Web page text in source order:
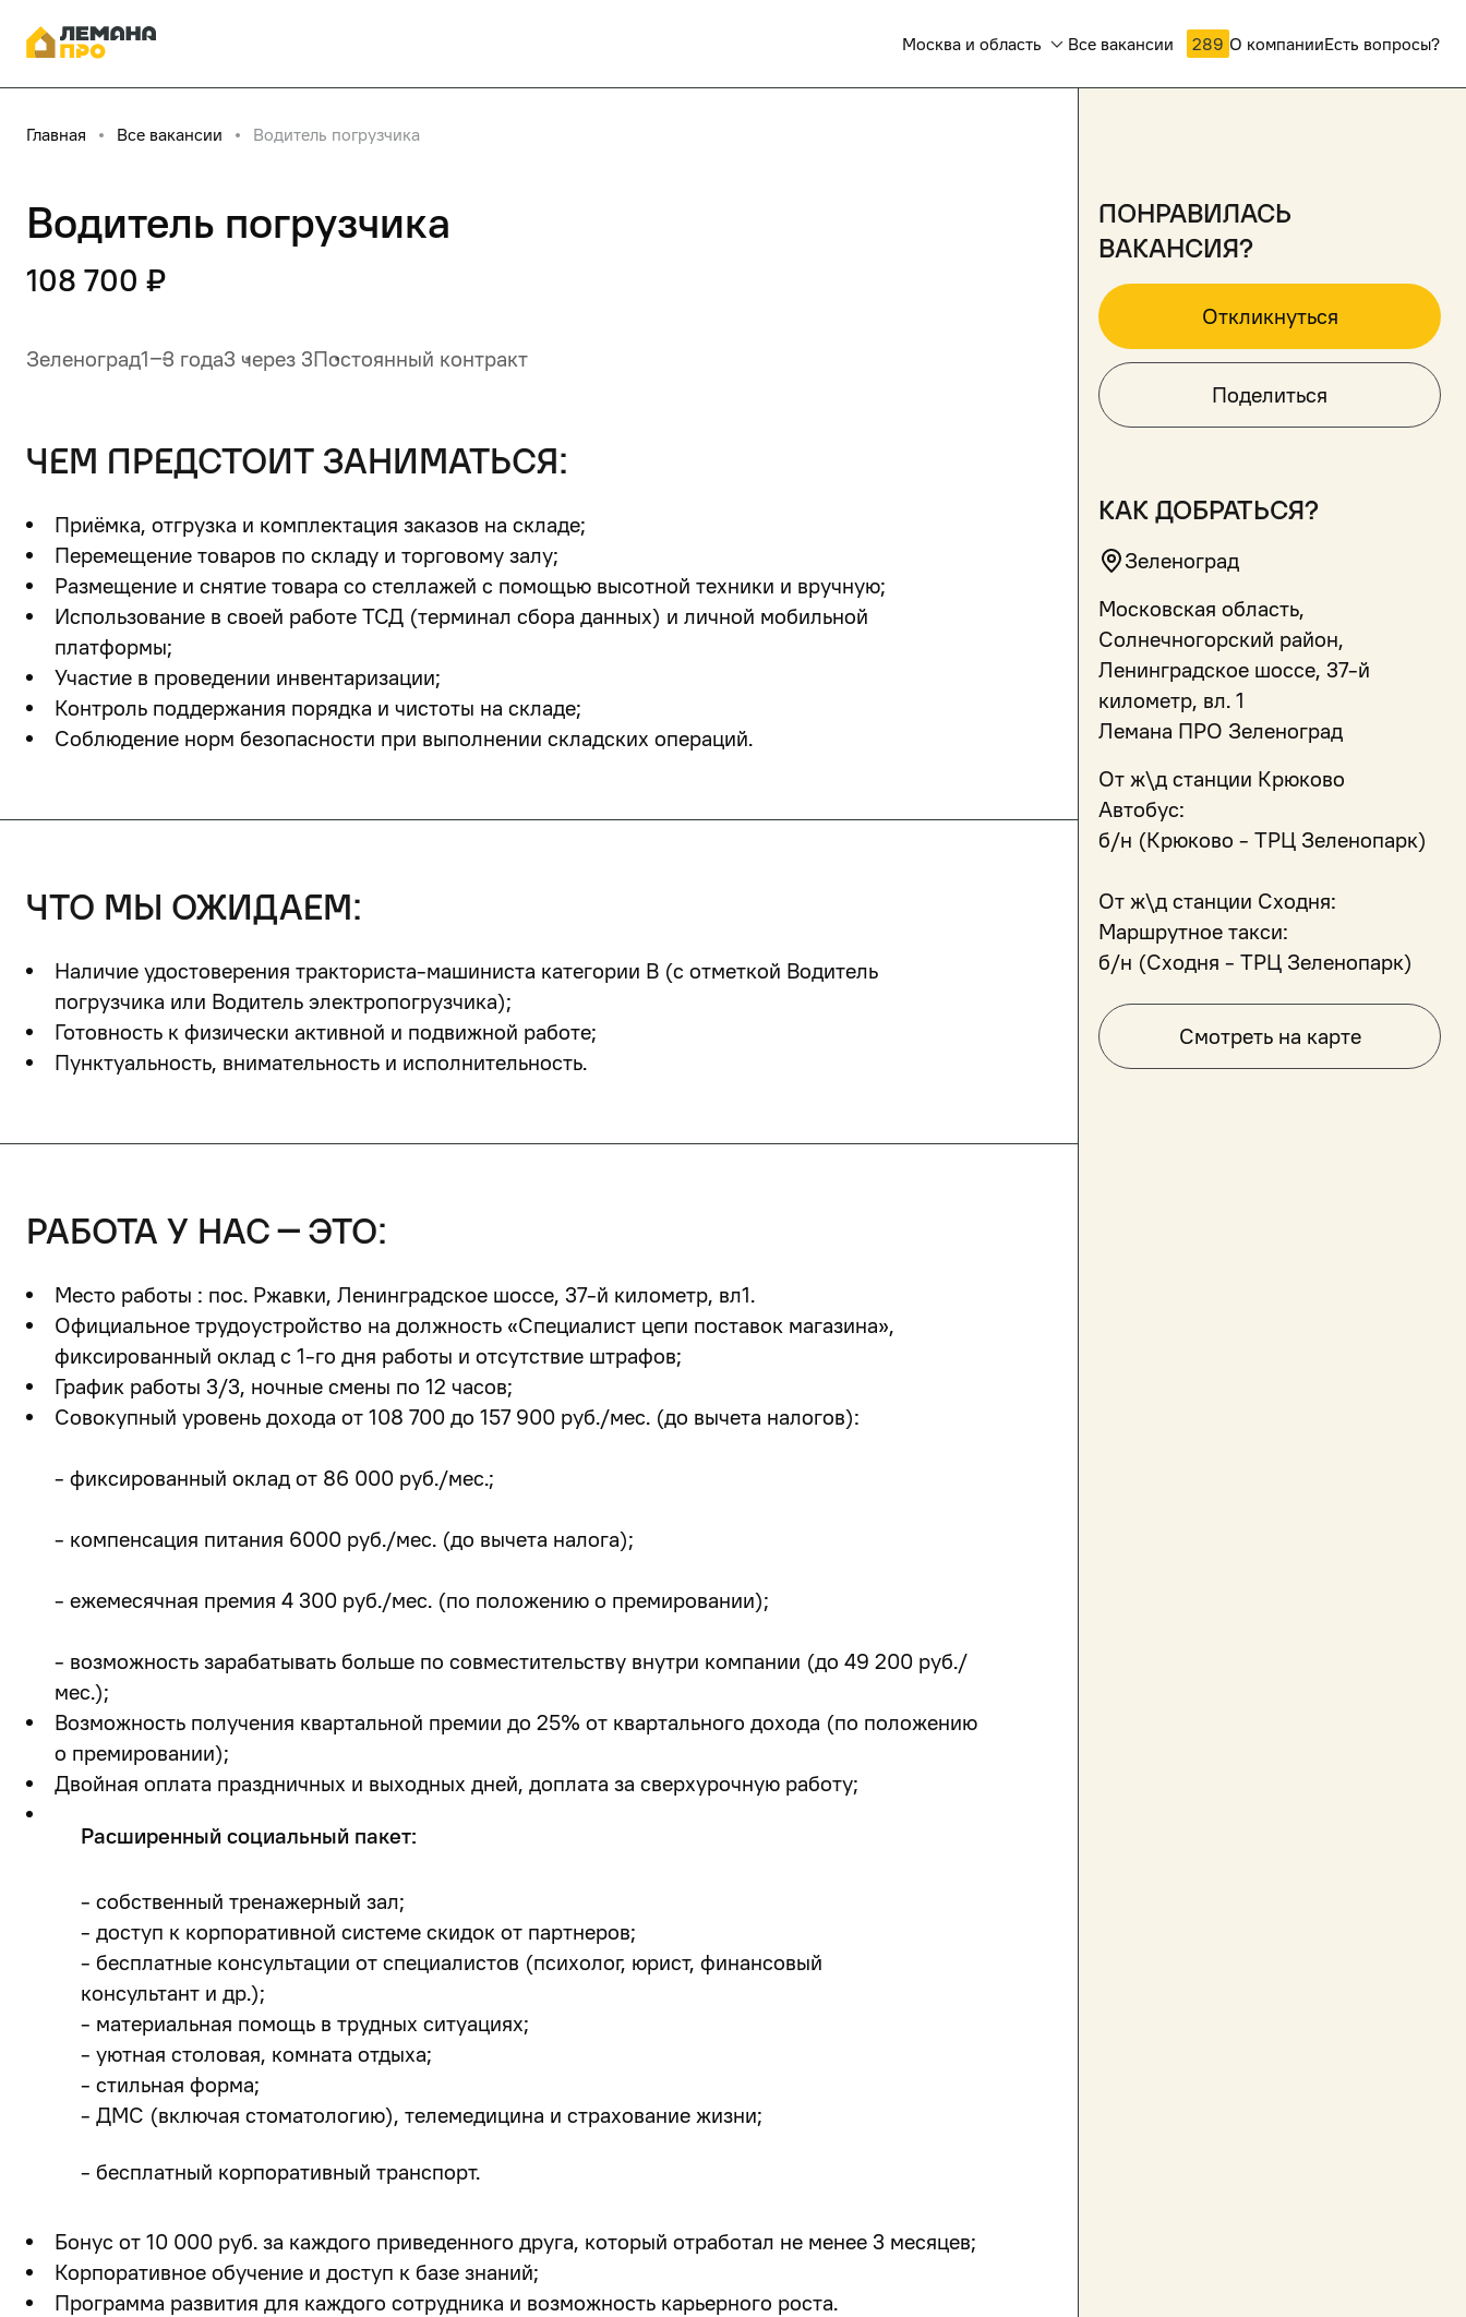
Москва и область Все вакансии 289 О компанииЕсть вопросы?
Главная Все вакансии Водитель погрузчика
Водитель погрузчика
108 700 ₽
Зеленоград1‒3 года3 через 3Постоянный контракт
чем предстоит заниматься:
Приёмка, отгрузка и комплектация заказов на складе;
Перемещение товаров по складу и торговому залу;
Размещение и снятие товара со стеллажей с помощью высотной техники и вручную;
Использование в своей работе ТСД (терминал сбора данных) и личной мобильной
платформы;
Участие в проведении инвентаризации;
Контроль поддержания порядка и чистоты на складе;
Соблюдение норм безопасности при выполнении складских операций.
что мы ожидаем:
Наличие удостоверения тракториста-машиниста категории В (с отметкой Водитель
погрузчика или Водитель электропогрузчика);
Готовность к физически активной и подвижной работе;
Пунктуальность, внимательность и исполнительность.
работа у нас – это:
Место работы : пос. Ржавки, Ленинградское шоссе, 37-й километр, вл1.
Официальное трудоустройство на должность «Специалист цепи поставок магазина»,
фиксированный оклад с 1-го дня работы и отсутствие штрафов;
График работы 3/3, ночные смены по 12 часов;
Совокупный уровень дохода от 108 700 до 157 900 руб./мес. (до вычета налогов):
- фиксированный оклад от 86 000 руб./мес.;
- компенсация питания 6000 руб./мес. (до вычета налога);
- ежемесячная премия 4 300 руб./мес. (по положению о премировании);
- возможность зарабатывать больше по совместительству внутри компании (до 49 200 руб./
мес.);
Возможность получения квартальной премии до 25% от квартального дохода (по положению
о премировании);
Двойная оплата праздничных и выходных дней, доплата за сверхурочную работу;
Расширенный социальный пакет:
- собственный тренажерный зал;
- доступ к корпоративной системе скидок от партнеров;
- бесплатные консультации от специалистов (психолог, юрист, финансовый
консультант и др.);
- материальная помощь в трудных ситуациях;
- уютная столовая, комната отдыха;
- стильная форма;
- ДМС (включая стоматологию), телемедицина и страхование жизни;
- бесплатный корпоративный транспорт.
Бонус от 10 000 руб. за каждого приведенного друга, который отработал не менее 3 месяцев;
Корпоративное обучение и доступ к базе знаний;
Программа развития для каждого сотрудника и возможность карьерного роста.
понравилась
вакансия?
Откликнуться
Поделиться
как добраться?
Зеленоград
Московская область,
Солнечногорский район,
Ленинградское шоссе, 37-й
километр, вл. 1
Лемана ПРО Зеленоград
От ж\д станции Крюково
Автобус:
б/н (Крюково - ТРЦ Зеленопарк)
От ж\д станции Сходня:
Маршрутное такси:
б/н (Сходня - ТРЦ Зеленопарк)
Смотреть на карте